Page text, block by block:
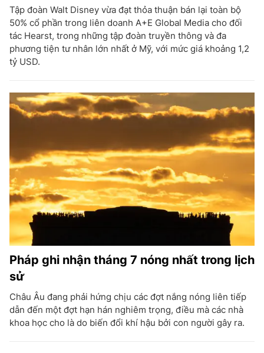
Tập đoàn Walt Disney vừa đạt thỏa thuận bán lại toàn bộ
50% cổ phần trong liên doanh A+E Global Media cho đối
tác Hearst, trong những tập đoàn truyền thông và đa
phương tiện tư nhân lớn nhất ở Mỹ, với mức giá khoảng 1,2
tỷ USD.
Pháp ghi nhận tháng 7 nóng nhất trong lịch
sử
Châu Âu đang phải hứng chịu các đợt nắng nóng liên tiếp
dẫn đến một đợt hạn hán nghiêm trọng, điều mà các nhà
khoa học cho là do biến đổi khí hậu bởi con người gây ra.